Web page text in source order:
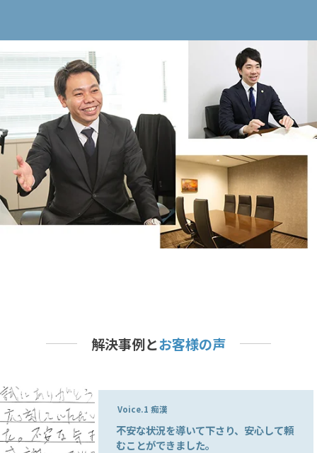
解決事例とお客様の声
Voice.1 痴漢
不安な状況を導いて下さり、安心して頼
むことができました。